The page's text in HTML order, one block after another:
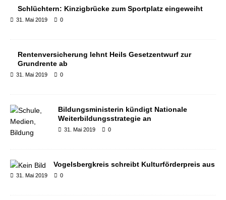
Schlüchtern: Kinzigbrücke zum Sportplatz eingeweiht
31. Mai 2019 0
Rentenversicherung lehnt Heils Gesetzentwurf zur
Grundrente ab
31. Mai 2019 0
Bildungsministerin kündigt Nationale
Weiterbildungsstrategie an
31. Mai 2019 0
Vogelsbergkreis schreibt Kulturförderpreis aus
31. Mai 2019 0